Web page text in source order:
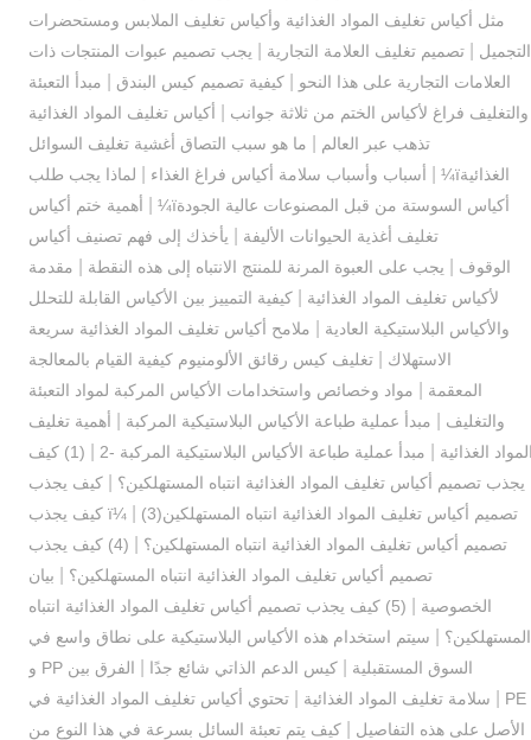
مثل أكياس تغليف المواد الغذائية وأكياس تغليف الملابس ومستحضرات
التجميل |تصميم تغليف العلامة التجارية
يجب تصميم عبوات المنتجات ذات
العلامات التجارية على هذا النحو |كيفية تصميم كيس البندق
مبدأ التعبئة
والتغليف فراغ لأكياس الختم من ثلاثة جوانب
أكياس تغليف المواد الغذائية
تذهب عبر العالم
ما هو سبب التصاق أغشية تغليف السوائل
الغذائيةï¼
أسباب وأسباب سلامة أكياس فراغ الغذاء
لماذا يجب طلب
أكياس السوستة من قبل المصنوعات عالية الجودةï¼
أهمية ختم أكياس
تغليف أغذية الحيوانات الأليفة
يأخذك إلى فهم تصنيف أكياس
الوقوف
يجب على العبوة المرنة للمنتج الانتباه إلى هذه النقطة
مقدمة
لأكياس تغليف المواد الغذائية |كيفية التمييز بين الأكياس القابلة للتحلل
والأكياس البلاستيكية العادية
ملامح أكياس تغليف المواد الغذائية سريعة
الاستهلاك |تغليف كيس رقائق الألومنيوم كيفية القيام بالمعالجة
المعقمة
مواد وخصائص واستخدامات الأكياس المركبة لمواد التعبئة
والتغليف
مبدأ عملية طباعة الأكياس البلاستيكية المركبة
أهمية تغليف
الغذائية
مبدأ عملية طباعة الأكياس البلاستيكية المركبة -2
(1) كيف
يجذب تصميم أكياس تغليف المواد الغذائية انتباه المستهلكين؟ |كيف يجذب
تصميم أكياس تغليف المواد الغذائية انتباه المستهلكينï¼
|
(3) كيف يجذب
تصميم أكياس تغليف المواد الغذائية انتباه المستهلكين؟
(4) كيف يجذب
تصميم أكياس تغليف المواد الغذائية انتباه المستهلكين؟
بيان
الخصوصية
(5) كيف يجذب تصميم أكياس تغليف المواد الغذائية انتباه
المستهلكين؟
سيتم استخدام هذه الأكياس البلاستيكية على نطاق واسع في
السوق المستقبلية |كيس الدعم الذاتي شائع جدًا
الفرق بين PP و
PE
سلامة تغليف المواد الغذائية |تحتوي أكياس تغليف المواد الغذائية في
الأصل على هذه التفاصيل |كيف يتم تعبئة السائل بسرعة في هذا النوع من